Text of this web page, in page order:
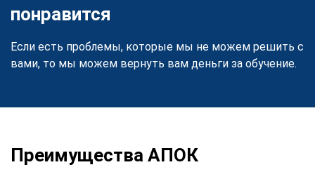
понравится
Если есть проблемы, которые мы не можем решить с
вами, то мы можем вернуть вам деньги за обучение.
Преимущества АПОК